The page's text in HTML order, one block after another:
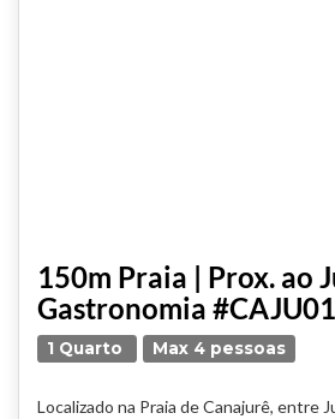
150m Praia | Prox. ao
Gastronomia #CAJU01
1 Quarto Max 4 pessoas
Localizado na Praia de Canajurê, entre